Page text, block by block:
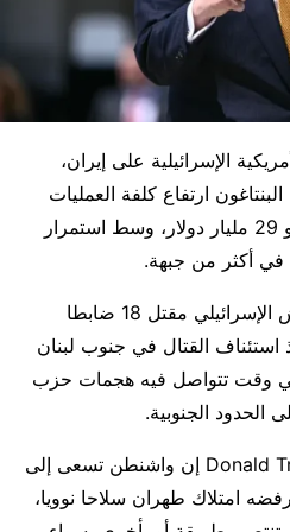
إيران،
البنتاغون ارتفاع كلفة العمليات
العسكرية ضد طهران إلى نحو 29 مليار دولار، وسط استمرار
في أكثر من جبهة.
وفي السياق ذاته، أعلن الجيش الإسرائيلي مقتل 18 ضابطا
لبنان
وقت تتواصل فيه هجمات حزب
الحدود الجنوبية.
Donald إن واشنطن تسعى إلى
امتلاك طهران سلاحا نوويا،